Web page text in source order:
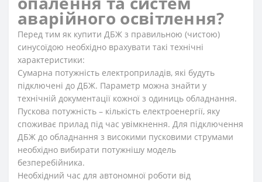
аварійного освітлення?
Перед тим як купити ДБЖ з правильною (чистою)
синусоїдою необхідно врахувати такі технічні
характеристики:
Сумарна потужність електроприладів, які будуть
підключені до ДБЖ. Параметр можна знайти у
технічній документації кожної з одиниць обладнання.
Пускова потужність – кількість електроенергії, яку
споживає прилад під час увімкнення. Для підключення
ДБЖ до обладнання з високими пусковими струмами
необхідно вибирати потужнішу модель
безперебійника.
Необхідний час для автономної роботи від